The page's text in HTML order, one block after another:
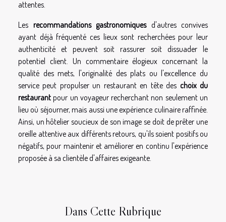
attentes.
Les recommandations gastronomiquesd'autres convives
ayant déjà fréquenté ces lieux sont recherchées pour leur
authenticité et peuvent soit rassurer soit dissuader le
potentiel client. Un commentaire élogieux concernant la
qualité des mets, l'originalité des plats ou l'excellence du
service peut propulser un restaurant en tête des choix du
restaurant pour un voyageur recherchant non seulement un
lieu où séjourner, mais aussi une expérience culinaire raffinée.
Ainsi, un hôtelier soucieux de son image se doit de prêter une
oreille attentive aux différents retours, qu'ils soient positifs ou
négatifs, pour maintenir et améliorer en continu l'expérience
proposée à sa clientèle d'affaires exigeante.
Dans Cette Rubrique